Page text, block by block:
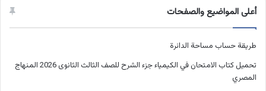
أعلى المواضيع والصفحات
طريقة حساب مساحة الدائرة
تحميل كتاب الامتحان في الكيمياء جزء الشرح للصف الثالث الثانوى 2026 المنهاج
المصري